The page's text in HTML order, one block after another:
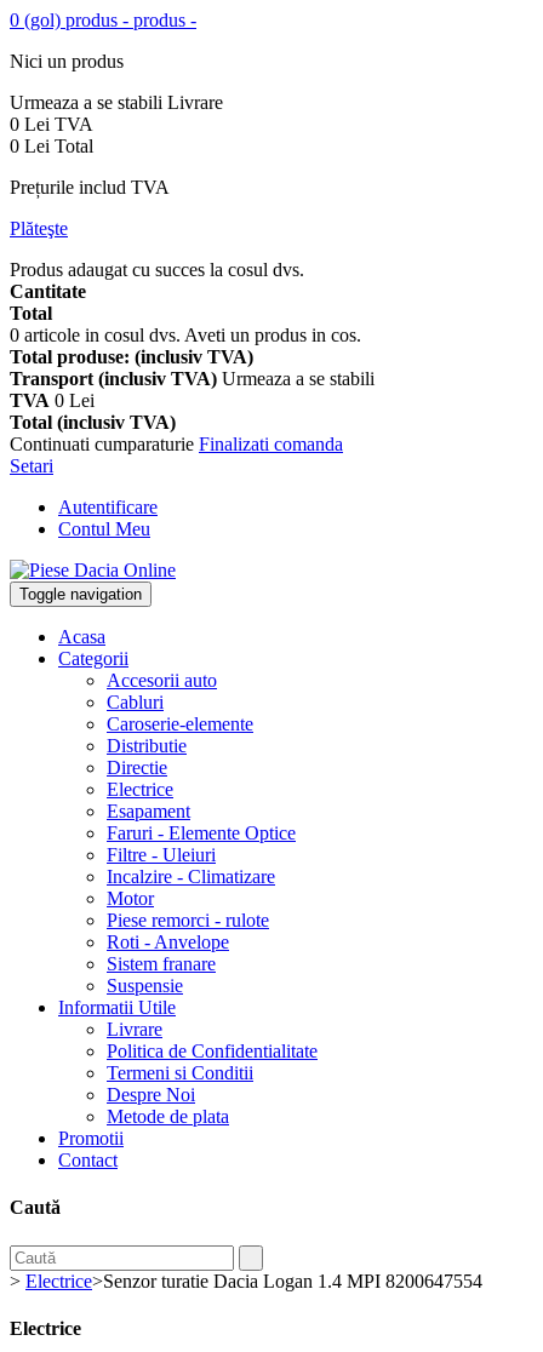
0 (gol) produs - produs -
Nici un produs
Urmeaza a se stabili Livrare
0 Lei TVA
0 Lei Total
Prețurile includ TVA
Plăteşte
Produs adaugat cu succes la cosul dvs.
Cantitate
Total
0 articole in cosul dvs. Aveti un produs in cos.
Total produse: (inclusiv TVA)
Transport (inclusiv TVA) Urmeaza a se stabili
TVA 0 Lei
Total (inclusiv TVA)
Continuati cumparaturie Finalizati comanda
Setari
Autentificare
Contul Meu
Toggle navigation
Acasa
Categorii
Accesorii auto
Cabluri
Caroserie-elemente
Distributie
Directie
Electrice
Esapament
Faruri - Elemente Optice
Filtre - Uleiuri
Incalzire - Climatizare
Motor
Piese remorci - rulote
Roti - Anvelope
Sistem franare
Suspensie
Informatii Utile
Livrare
Politica de Confidentialitate
Termeni si Conditii
Despre Noi
Metode de plata
Promotii
Contact
Caută
> Electrice>Senzor turatie Dacia Logan 1.4 MPI 8200647554
Electrice